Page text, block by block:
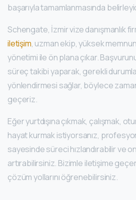
başarıyla tamamlanmasında
Schengate, İzmir vize danışmanlık
iletişim, uzman ekip, yüksek
yönetimi ile ön plana çıkar.
süreç takibi yaparak, gerekli
yönlendirmesi sağlar, böylece
geçeriz.
Eğer yurtdışına çıkmak, çalışmak,
hayat kurmak istiyorsanız,
sayesinde süreci hızlandırabilir ve
artırabilirsiniz. Bizimle iletişime
çözüm yollarını öğrenebilirsiniz.